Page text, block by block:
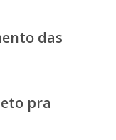
das
pra